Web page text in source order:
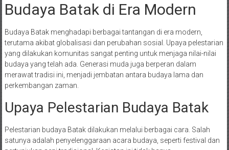
Budaya Batak di Era Modern
Budaya Batak menghadapi berbagai tantangan di era modern,
terutama akibat globalisasi dan perubahan sosial. Upaya pelestarian
yang dilakukan komunitas sangat penting untuk menjaga nilai-nilai
budaya yang telah ada. Generasi muda juga berperan dalam
merawat tradisi ini, menjadi jembatan antara budaya lama dan
perkembangan zaman.
Upaya Pelestarian Budaya Batak
Pelestarian budaya Batak dilakukan melalui berbagai cara. Salah
satunya adalah penyelenggaraan acara budaya, seperti festival dan